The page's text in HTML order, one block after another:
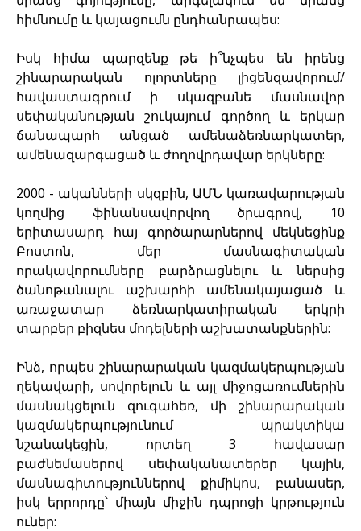
հիմնումը և կայացումն ընդհանրապես:
Իսկ հիմա պարզենք թե ի՞նչպես են իրենց
շինարարական ոլորտները լիցենզավորում/
հավաստագրում ի սկազբանե մասնավոր
սեփականության շուկայում գործող և երկար
ճանապարհ անցած ամենաձեռնարկատեր,
ամենազարգացած և ժողովրդավար երկները:
2000 - ականների սկզբին, ԱՄՆ կառավարության
կողմից ֆինանսավորվող ծրագրով, 10
երիտասարդ հայ գործարարներով մեկնեցինք
Բոստոն, մեր մասնագիտական
որակավորումները բարձրացնելու և ներսից
ծանոթանալու աշխարհի ամենակայացած և
առաջատար ձեռնարկատիրական երկրի
տարբեր բիզնես մոդելների աշխատանքներին:
Ինձ, որպես շինարարական կազմակերպության
ղեկավարի, սովորելուն և այլ միջոցառումներին
մասնակցելուն զուգահեռ, մի շինարարական
կազմակերպությունում պրակտիկա
նշանակեցին, որտեղ 3 հավասար
բաժնեմասերով սեփականատերեր կային,
մասնագիտություններով քիմիկոս, բանասեր,
իսկ երրորդը՝ միայն միջին դպրոցի կրթություն
ուներ: